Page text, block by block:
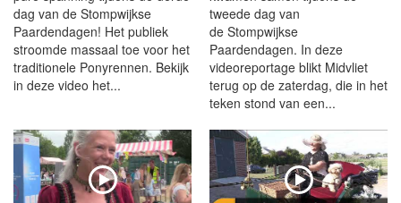
dag van de Stompwijkse
Paardendagen! Het publiek
stroomde massaal toe voor het
traditionele Ponyrennen. Bekijk
in deze video het...
tweede dag van
de Stompwijkse
Paardendagen. In deze
videoreportage blikt Midvliet
terug op de zaterdag, die in het
teken stond van een...